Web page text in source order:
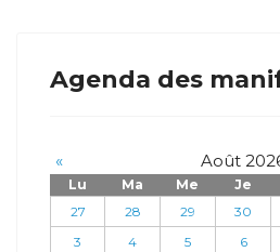
Agenda des
« Août
Lu Ma Me Je
27
28 29 30
3
4 5 6